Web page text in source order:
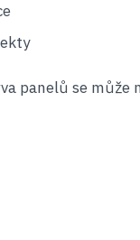
panelů se